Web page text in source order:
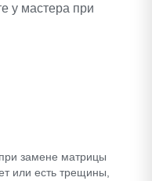
у мастера при
замене матрицы
или есть трещины,